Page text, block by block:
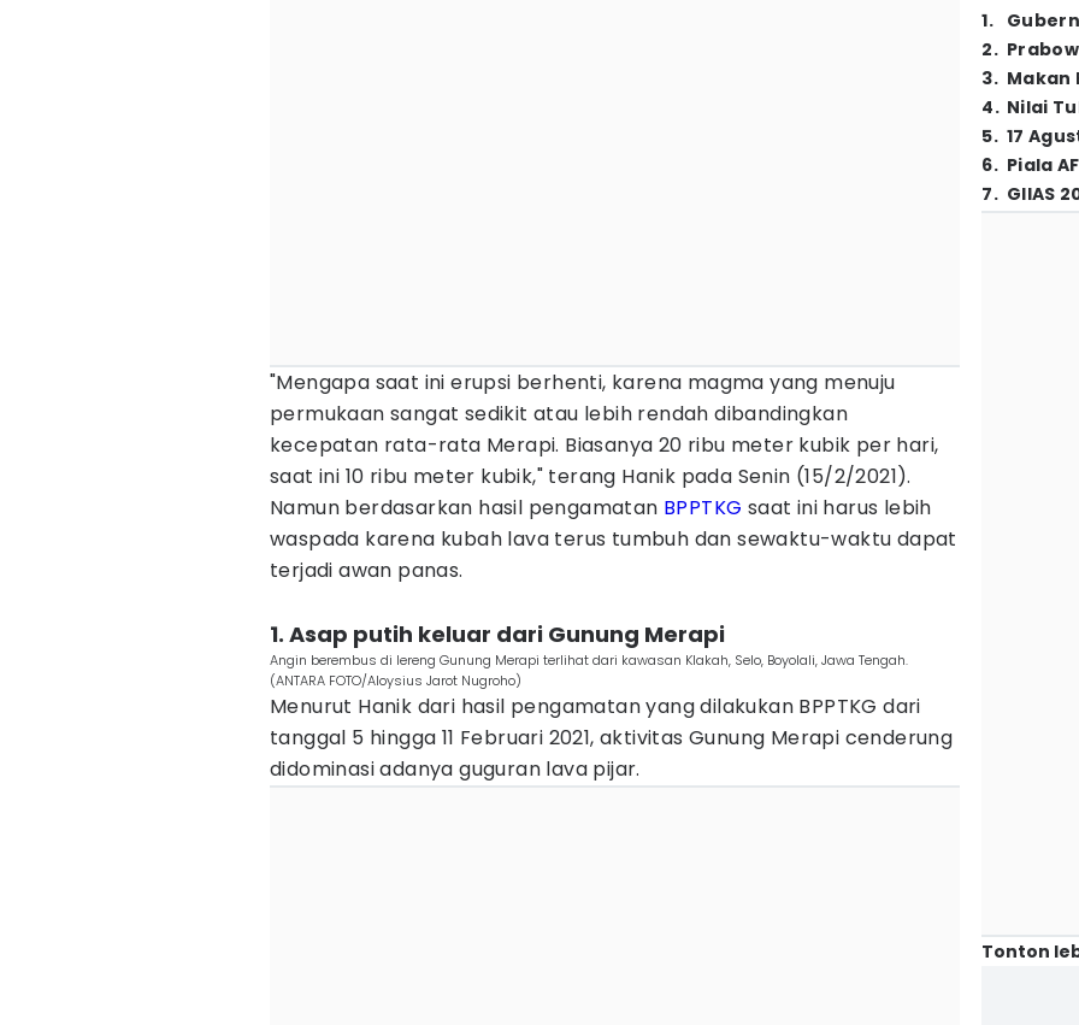
"Mengapa saat ini erupsi berhenti, karena magma yang menuju
permukaan sangat sedikit atau lebih rendah dibandingkan
kecepatan rata-rata Merapi. Biasanya 20 ribu meter kubik per hari,
saat ini 10 ribu meter kubik," terang Hanik pada Senin (15/2/2021).
Namun berdasarkan hasil pengamatan BPPTKG saat ini harus lebih
waspada karena kubah lava terus tumbuh dan sewaktu-waktu dapat
terjadi awan panas.
1. Asap putih keluar dari Gunung Merapi
Angin berembus di lereng Gunung Merapi terlihat dari kawasan Klakah, Selo, Boyolali, Jawa Tengah.
(ANTARA FOTO/Aloysius Jarot Nugroho)
Menurut Hanik dari hasil pengamatan yang dilakukan BPPTKG dari
tanggal 5 hingga 11 Februari 2021, aktivitas Gunung Merapi cenderung
didominasi adanya guguran lava pijar.
1.
2.
3. Makan
4. Nilai
5. 17
6. Piala
7. GIIAS
Tonton